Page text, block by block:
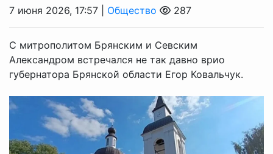
7 июня 2026, 17:57 | Общество 287
С митрополитом Брянским и Севским
Александром встречался не так давно врио
губернатора Брянской области Егор Ковальчук.